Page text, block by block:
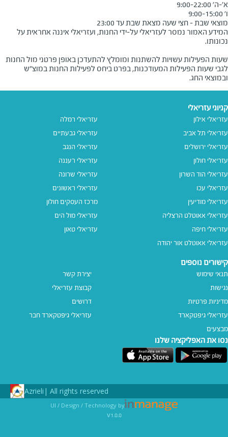
מוצאי שבת - חצי שעה מצאת שבת עד 23:00
המידע האמור נמסר לעזריאלי על-ידי החנות, ועזריאלי איננה אחראית על
שעות הפעילות עשויות להשתנות ומומלץ להתעדכן באופן פרטני מול החנות
לגבי שעות הפעילות המעודכנות, בפרט ביחס לפעילות החנות במוצ"ש
ובמוצאי החג.
קניוני עזריאלי
עזריאלי אילון
עזריאלי תל אביב
עזריאלי ירושלים
עזריאלי חולון
עזריאלי הוד השרון
עזריאלי עכו
עזריאלי מודיעין
עזריאלי אאוטלט הרצליה
עזריאלי חיפה
עזריאלי אאוטלט אור יהודה
עזריאלי רמלה
עזריאלי גבעתיים
עזריאלי הנגב
עזריאלי רעננה
עזריאלי שרונה
עזריאלי ראשונים
מרכז העסקים חולון
עזריאלי מול הים
עזריאלי טאון
קישורים נוספים
תנאי שימוש
נגישות
מדיניות פרטיות
עזריאלי גיפטקארד
מבצעים
יצירת קשר
קבוצת עזריאלי
דרושים
עזריאלי גיפטקארד חבר‎
נסו את האפליקציה שלנו
All rights reserved |
Azrieli
UI / Design / Technology by
v1.0.0